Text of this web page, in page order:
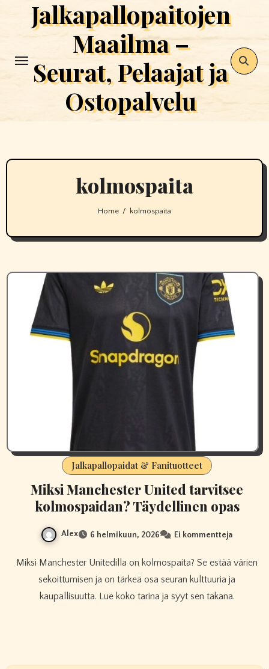
Jalkapallopaitojen
Maailma –
Seurat, Pelaajat ja
Ostopalvelu
kolmospaita
Home kolmospaita
Jalkapallopaidat & Fanituotteet
Miksi Manchester United tarvitsee
kolmospaidan? Täydellinen opas
Alex 6 helmikuun, 2026 Ei kommentteja
Miksi Manchester Unitedilla on kolmospaita? Se estää värien
sekoittumisen ja on tärkeä osa seuran kulttuuria ja
kaupallisuutta. Lue koko tarina ja syyt sen takana.